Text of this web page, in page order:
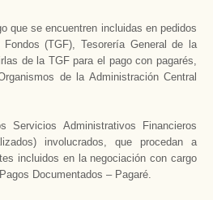
se encuentren incluidas en pedidos
(TGF), Tesorería General de la
de la TGF para el pago con pagarés,
de la Administración Central
Administrativos Financieros
involucrados, que procedan a
incluidos en la negociación con cargo
Documentados – Pagaré.